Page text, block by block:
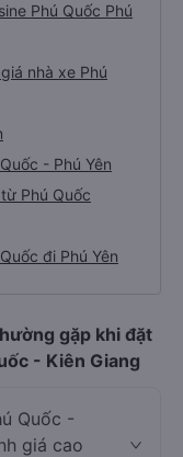
Phú Quốc Phú
nhà xe Phú
- Phú Yên
Phú Quốc
đi Phú Yên
gặp khi đặt
- Kiên Giang
Quốc -
giá cao